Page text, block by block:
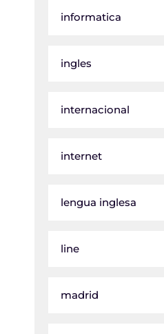
informatica
ingles
internacional
internet
lengua inglesa
line
madrid